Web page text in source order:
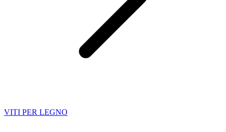
VITI PER LEGNO